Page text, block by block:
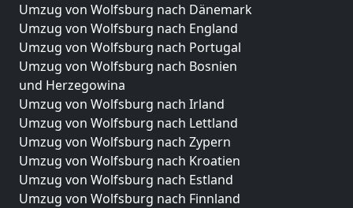
Umzug von Wolfsburg nach Dänemark
Umzug von Wolfsburg nach England
Umzug von Wolfsburg nach Portugal
Umzug von Wolfsburg nach Bosnien
und Herzegowina
Umzug von Wolfsburg nach Irland
Umzug von Wolfsburg nach Lettland
Umzug von Wolfsburg nach Zypern
Umzug von Wolfsburg nach Kroatien
Umzug von Wolfsburg nach Estland
Umzug von Wolfsburg nach Finnland